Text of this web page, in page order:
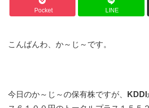
Pocket LINE
こんばんわ、か～じ～です。
今日のか～じ～の保有株ですが、 KDDI